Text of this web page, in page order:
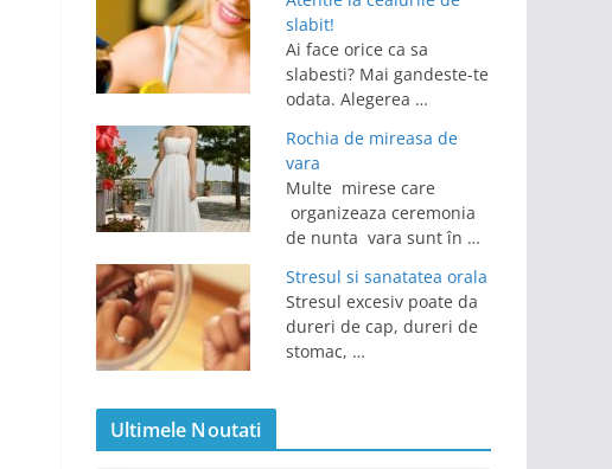
slabit!
Ai face orice ca sa
slabesti? Mai gandeste-te
odata. Alegerea …
Rochia de mireasa de
vara
Multe mirese care
organizeaza ceremonia
de nunta vara sunt în …
Stresul si sanatatea orala
Stresul excesiv poate da
dureri de cap, dureri de
stomac, …
Ultimele Noutati